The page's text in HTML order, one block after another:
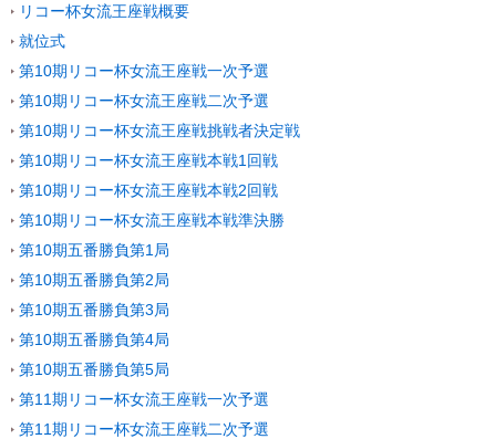
リコー杯女流王座戦概要
就位式
第10期リコー杯女流王座戦一次予選
第10期リコー杯女流王座戦二次予選
第10期リコー杯女流王座戦挑戦者決定戦
第10期リコー杯女流王座戦本戦1回戦
第10期リコー杯女流王座戦本戦2回戦
第10期リコー杯女流王座戦本戦準決勝
第10期五番勝負第1局
第10期五番勝負第2局
第10期五番勝負第3局
第10期五番勝負第4局
第10期五番勝負第5局
第11期リコー杯女流王座戦一次予選
第11期リコー杯女流王座戦二次予選